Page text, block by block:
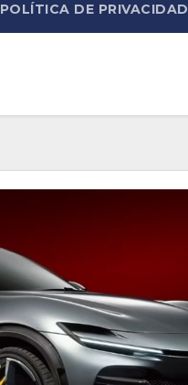
POLÍTICA DE PRIVACIDAD